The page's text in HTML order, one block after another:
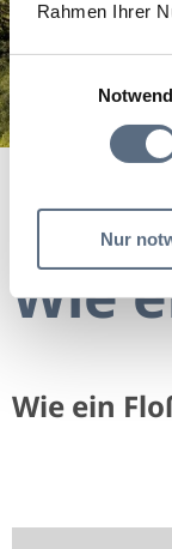
Rahmen Ihrer
Einwilligungsauswahl
Nur
Wie
Wie ein